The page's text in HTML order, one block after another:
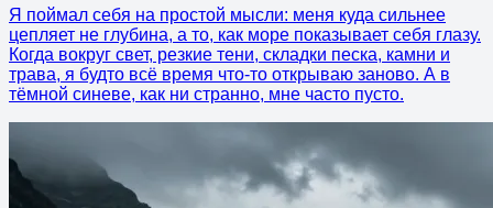
Я поймал себя на простой мысли: меня куда сильнее
цепляет не глубина, а то, как море показывает себя глазу.
Когда вокруг свет, резкие тени, складки песка, камни и
трава, я будто всё время что-то открываю заново. А в
тёмной синеве, как ни странно, мне часто пусто.